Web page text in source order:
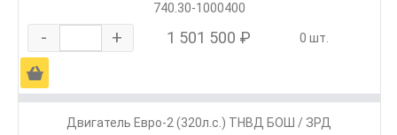
740.30-1000400
- + 1 501 500 ₽ 0 шт.
Ä
Двигатель Евро-2 (320л.с.) ТНВД БОШ / ЗРД